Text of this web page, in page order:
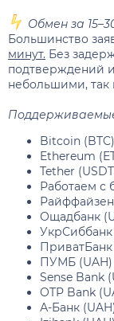
Обмен за
Большинство
минут. Без
подтверждений
небольшими,
Bitcoin (BTC)
Ethereum
Tether
Работаем с
Ощадбанк
УкрСиббанк
ПУМБ (UAH)
Sense Bank
OTP Bank
А-Банк